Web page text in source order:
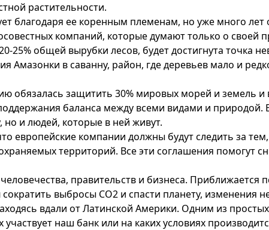
растительности.
благодаря ее коренным племенам, но уже много
компаний, которые думают только о своей
25% общей вырубки лесов, будет достигнута точка
Амазонки в саванну, район, где деревьев мало и
обязалась защитить 30% мировых морей и земель и
баланса между всеми видами и природой.
и людей, которые в ней живут.
европейские компании должны будут следить за
территорий. Все эти соглашения помогут
правительств и бизнеса. Приближается
выбросы CO2 и спасти планету,
вдали от Латинской Америки. Одним из
наш банк или на каких условиях